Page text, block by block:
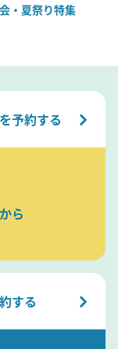
・夏祭り特集
予約する
ら
する